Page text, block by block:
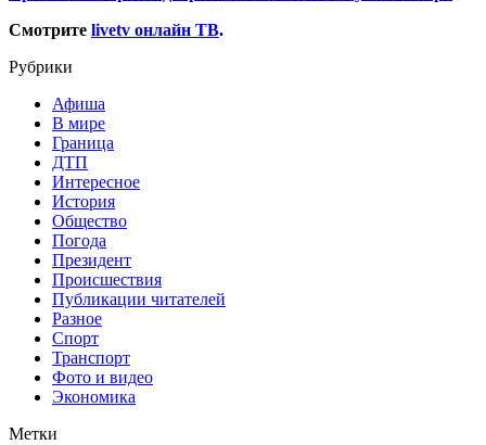
Смотрите livetv онлайн ТВ.
Рубрики
Афиша
В мире
Граница
ДТП
Интересное
История
Общество
Погода
Президент
Происшествия
Публикации читателей
Разное
Спорт
Транспорт
Фото и видео
Экономика
Метки